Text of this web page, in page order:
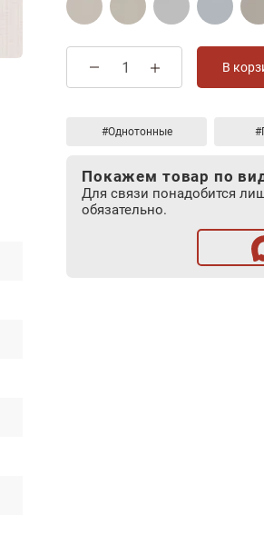
В
#Однотонные
Покажем товар по
Для связи понадобится
обязательно.